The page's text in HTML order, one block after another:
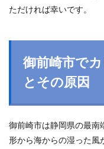
ただければ幸いです。
御前崎市で
とその原因
御前崎市は静岡県の最南
形から海からの湿った風